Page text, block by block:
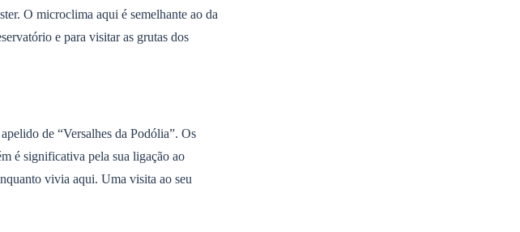
O microclima aqui é semelhante ao da
e para visitar as grutas dos
de “Versalhes da Podólia”. Os
é significativa pela sua ligação ao
vivia aqui. Uma visita ao seu